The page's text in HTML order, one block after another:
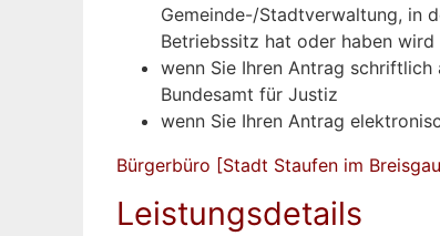
Gemeinde-/Stadtverwaltung, in
Betriebssitz hat oder haben wird
wenn Sie Ihren Antrag schriftlich
Bundesamt für Justiz
wenn Sie Ihren Antrag
Bürgerbüro [Stadt Staufen im
Leistungsdetails